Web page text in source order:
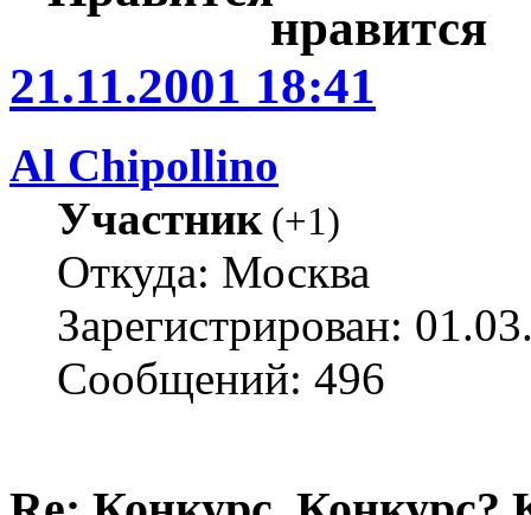
21.11.2001 18:41
Al Chipollino
Участник(+1)
Откуда: Москва
Зарегистрирован:
Сообщений: 496